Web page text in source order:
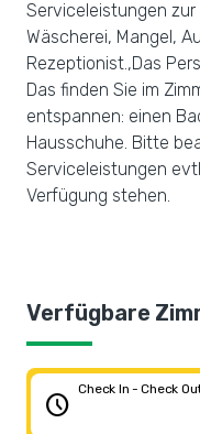
Serviceleistungen zur
Wäscherei, Mangel,
Rezeptionist.,Das
Das finden Sie im
entspannen: einen
Hausschuhe. Bitte
Serviceleistungen
Verfügung stehen.
Verfügbare
schedule
Check In - Check